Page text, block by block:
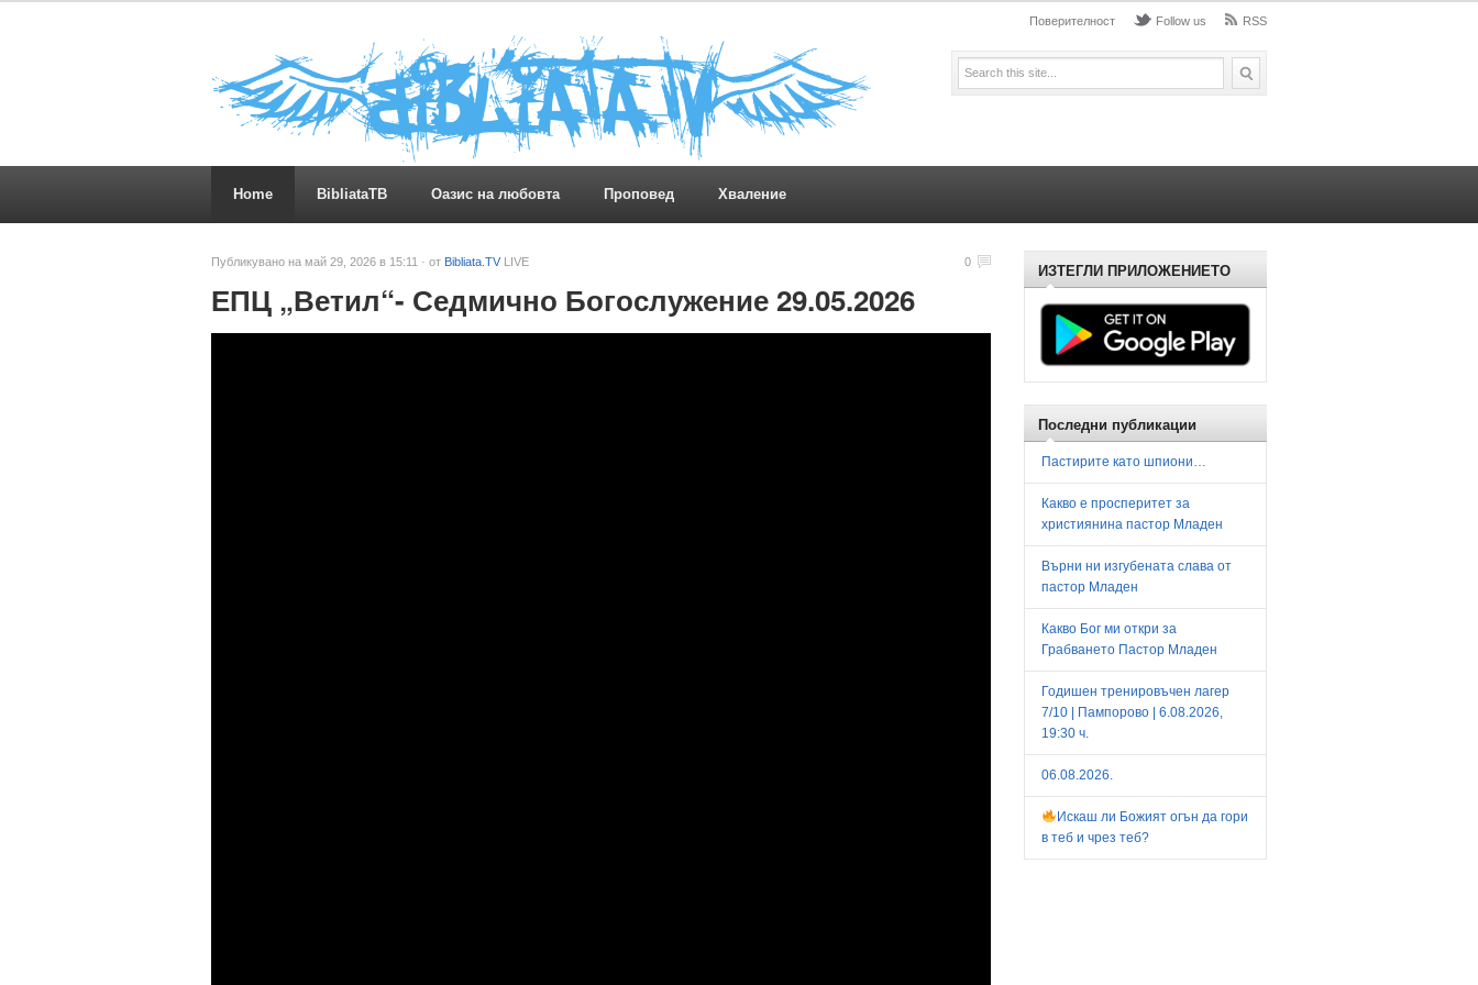
Поверителност Follow us RSS
Home BibliataTB Оазис на любовта Проповед Хваление
Публикувано на май 29, 2026 в 15:11 · от Bibliata.TV LIVE 0
ЕПЦ „Ветил“- Седмично Богослужение 29.05.2026
ИЗТЕГЛИ ПРИЛОЖЕНИЕТО
Последни публикации
Пастирите като шпиони…
Какво е просперитет за
християнина пастор Младен
Върни ни изгубената слава от
пастор Младен
Какво Бог ми откри за
Грабването Пастор Младен
Годишен тренировъчен лагер
7/10 | Пампорово | 6.08.2026,
19:30 ч.
06.08.2026.
Искаш ли Божият огън да гори
в теб и чрез теб?